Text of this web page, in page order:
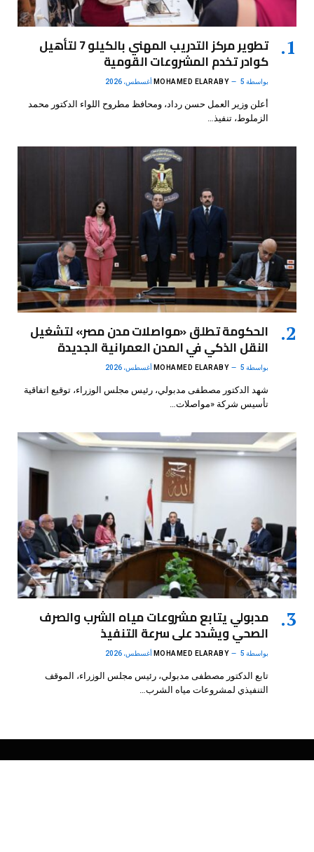
تطوير مركز التدريب المهني بالكيلو 7 لتأهيل
كوادر تخدم المشروعات القومية
بواسطة MOHAMED ELARABY 5 أغسطس، 2026
أعلن وزير العمل حسن رداد، ومحافظ مطروح اللواء الدكتور محمد
الزملوط، تنفيذ…
الحكومة تطلق «مواصلات مدن مصر» لتشغيل
النقل الذكي في المدن العمرانية الجديدة
بواسطة MOHAMED ELARABY 5 أغسطس، 2026
شهد الدكتور مصطفى مدبولي، رئيس مجلس الوزراء، توقيع اتفاقية
تأسيس شركة «مواصلات…
مدبولي يتابع مشروعات مياه الشرب والصرف
الصحي ويشدد على سرعة التنفيذ
بواسطة MOHAMED ELARABY 5 أغسطس، 2026
تابع الدكتور مصطفى مدبولي، رئيس مجلس الوزراء، الموقف
التنفيذي لمشروعات مياه الشرب…